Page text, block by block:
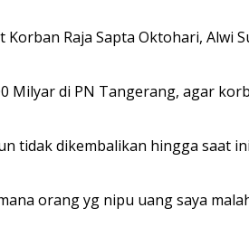
Raja Sapta Oktohari, Alwi
Milyar di PN Tangerang, agar
tidak dikembalikan hingga saat
orang yg nipu uang saya